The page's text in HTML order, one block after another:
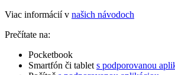
Viac informácií v našich návodoch
Prečítate na:
Pocketbook
Smartfón či tablet s podporovanou